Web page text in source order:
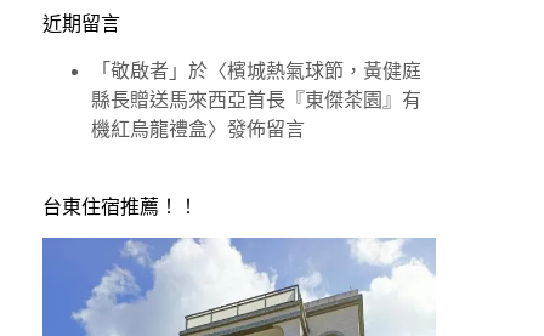
近期留言
「 敬啟者 」於〈檳城熱氣球節，黃健庭
縣長贈送馬來西亞首長『東傑茶園』有
機紅烏龍禮盒〉發佈留言
台東住宿推薦！！